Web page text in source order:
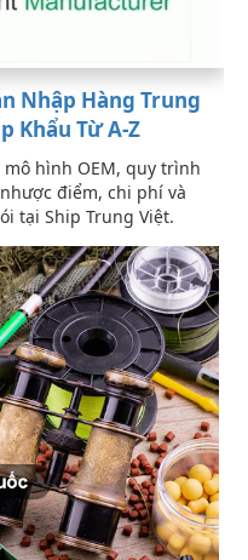
Nhập Hàng Trung
Khẩu Từ A-Z
hình OEM, quy trình
điểm, chi phí và
tại Ship Trung Việt.